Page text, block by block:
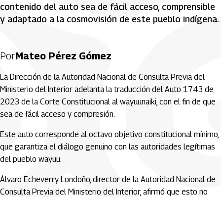
contenido del auto sea de fácil acceso, comprensible
y adaptado a la cosmovisión de este pueblo indígena.
PorMateo Pérez Gómez
La Dirección de la Autoridad Nacional de Consulta Previa del
Ministerio del Interior adelanta la traducción del Auto 1743 de
2023 de la Corte Constitucional al wayuunaiki, con el fin de que
sea de fácil acceso y compresión.
Este auto corresponde al octavo objetivo constitucional mínimo,
que garantiza el diálogo genuino con las autoridades legítimas
del pueblo wayuu.
Álvaro Echeverry Londoño, director de la Autoridad Nacional de
Consulta Previa del Ministerio del Interior, afirmó que esto no